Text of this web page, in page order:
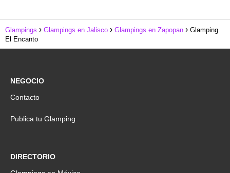
Glampings Glampings en Jalisco Glampings en Zapopan
Glamping
El Encanto
NEGOCIO
Contacto
Publica tu Glamping
DIRECTORIO